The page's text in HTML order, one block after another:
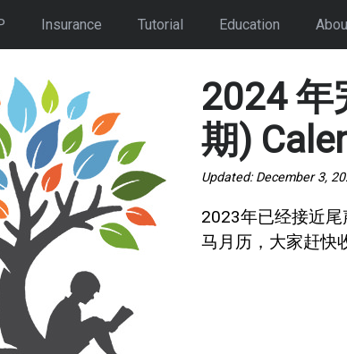
Insurance Tutorial Education
2024 年
期)
Updated: December 3,
2023年已经接近
马月历，大家赶快